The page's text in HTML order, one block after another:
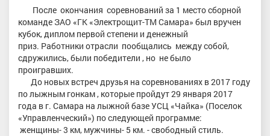
После окончания соревнований за 1 место сборной
команде ЗАО «ГК «Электрощит-ТМ Самара» был вручен
кубок, диплом первой степени и денежный
приз. Работники отрасли пообщались между собой,
сдружились, были победители , но не было
проигравших.
До новых встреч друзья на соревнованиях в 2017 году
по лыжным гонкам , которые пройдут 29 января 2017
года в г. Самара на лыжной базе УСЦ «Чайка» (Поселок
«Управленческий») по следующей программе:
женщины- 3 км, мужчины- 5 км. - свободный стиль.